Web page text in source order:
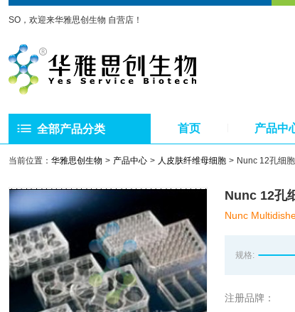
SO，欢迎来华雅思创生物 自营店！
全部产品分类 首页 产品中
当前位置： 华雅思创生物 产品中心 人皮肤纤维母细胞 Nunc 12孔细
Nunc 12孔
Nunc
规格:
注册品牌：